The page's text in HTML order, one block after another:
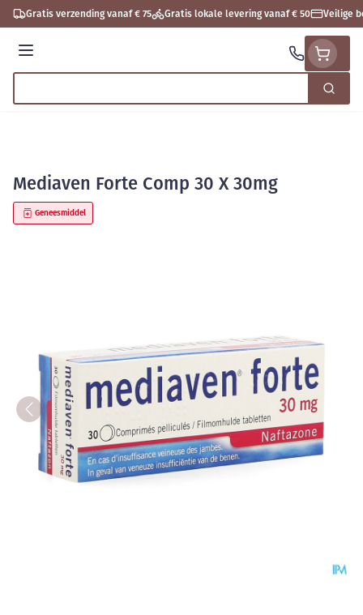
Ga naar de inhoud
Gratis verzending vanaf € 75 Gratis lokale levering vanaf € 50 Veilige
Menu
Zoek
Mediaven Forte Comp 30 X 30mg
Geneesmiddel